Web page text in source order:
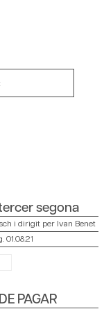
segona
i dirigit per Ivan Benet
01.08.21
PAGAR